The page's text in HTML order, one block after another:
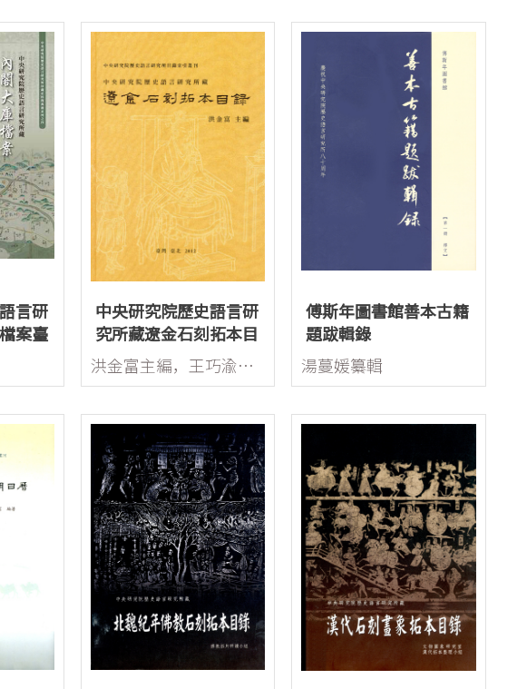
言研
案臺
中央研究院歷史語言研
究所藏遼金石刻拓本目
錄
洪金富主編，王巧渝、黃意靜、陳毓華、許正弘、趙琦助編
傅斯年圖書館善本古籍
題跋輯錄
湯蔓媛纂輯